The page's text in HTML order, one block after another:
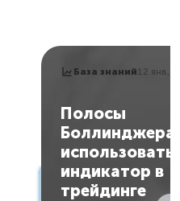
База знаний12 янв,
Полосы
использовать
индикатор в
трейдинге